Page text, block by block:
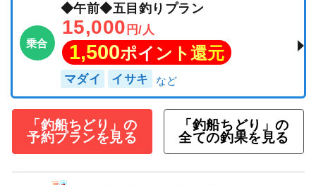
乗合
◆午前◆五目釣りプラン
15,000 円/人
1,500ポイント還元
マダイ イサキ
「釣船ちどり」の
予約プランを見る
「釣船ちどり」の
全ての釣果を見る